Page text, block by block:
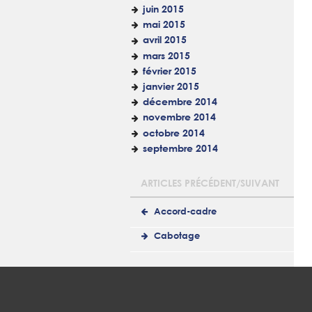
juin 2015
mai 2015
avril 2015
mars 2015
février 2015
janvier 2015
décembre 2014
novembre 2014
octobre 2014
septembre 2014
ARTICLES PRÉCÉDENT/SUIVANT
Accord-cadre
Cabotage